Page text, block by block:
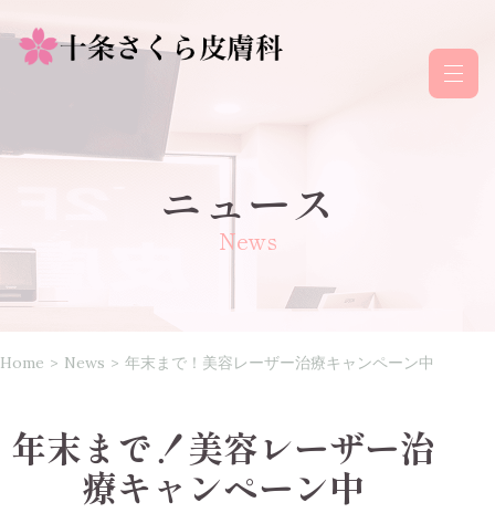
ニュース
News
Home > News > 年末まで！美容レーザー治療キャンペーン中
年末まで！美容レーザー治
療キャンペーン中